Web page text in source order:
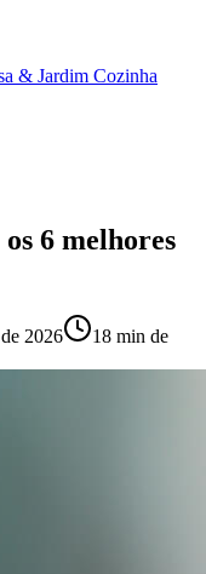
& Jardim Cozinha
6 melhores
2026
18 min de